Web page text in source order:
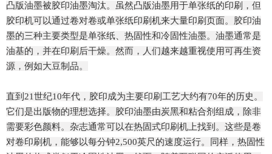
凸版油墨被胶印油墨淘汰。虽然凸版油墨用于单张纸的印刷，但
胶印机可以通过卷对卷或单张纸印刷机来大量印刷页面。胶印油
墨的三种主要类型是单张纸、热固性和冷固性油墨。油墨通常是
油基的，并在印刷后干燥。然而，人们越来越重视使用可再生资
源，例如大豆制品。
直到21世纪10年代，胶印成为主要印刷工艺大约有70年的历史。
它们是出版物的理想选择。胶印油墨由炭黑和粘合剂组成，除非
需要彩色颜料。杂志通常可以在热固式印刷机上找到。这些是卷
对卷印刷机，能够以每分钟2,500英尺的速度运行。同样，热固性